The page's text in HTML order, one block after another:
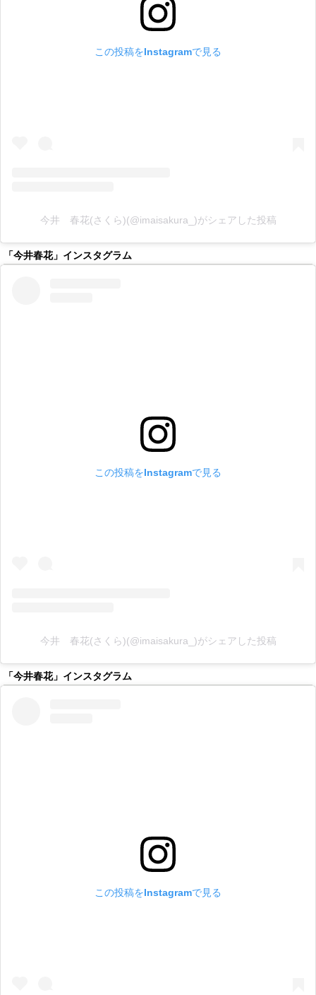
この投稿をInstagramで見る
今井 春花(さくら)(@imaisakura_)がシェアした投稿
「今井春花」インスタグラム
この投稿をInstagramで見る
今井 春花(さくら)(@imaisakura_)がシェアした投稿
「今井春花」インスタグラム
この投稿をInstagramで見る